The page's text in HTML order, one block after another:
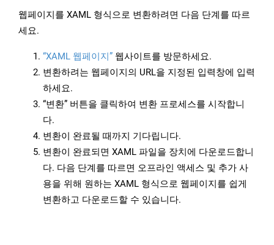
웹페이지를 XAML 형식으로 변환하려면 다음 단계를 따르
세요.
“XAML 웹페이지” 웹사이트를 방문하세요.
변환하려는 웹페이지의 URL을 지정된 입력창에 입력
하세요.
“변환” 버튼을 클릭하여 변환 프로세스를 시작합니
다.
변환이 완료될 때까지 기다립니다.
변환이 완료되면 XAML 파일을 장치에 다운로드합니
다. 다음 단계를 따르면 오프라인 액세스 및 추가 사
용을 위해 원하는 XAML 형식으로 웹페이지를 쉽게
변환하고 다운로드할 수 있습니다.